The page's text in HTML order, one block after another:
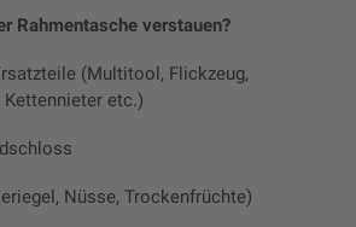
Rahmentasche verstauen?
(Multitool, Flickzeug,
etc.)
Nüsse, Trockenfrüchte)